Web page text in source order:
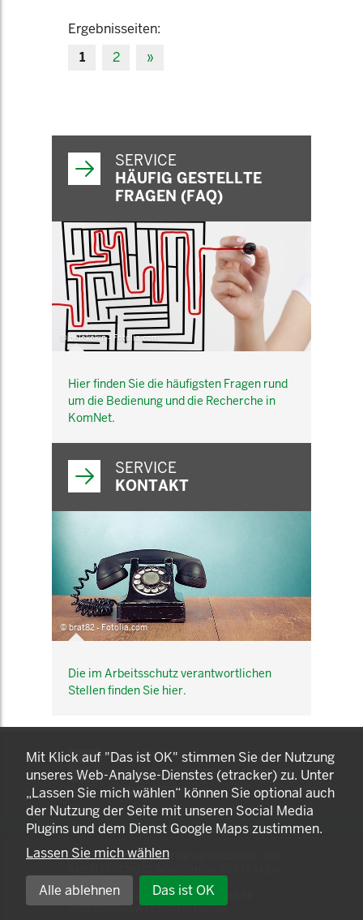
Ergebnisseiten:
1
2 »
SERVICE
HÄUFIG GESTELLTE
FRAGEN (FAQ)
© belekekin - Fotolia.com
Hier finden Sie die häufigsten Fragen rund
um die Bedienung und die Recherche in
KomNet.
SERVICE
KONTAKT
© brat82 - Fotolia.com
Die im Arbeitsschutz verantwortlichen
Stellen finden Sie hier.
KOMNET
GUT BERATEN. GESUND
ARBEITEN.
© 2025 LANDESAMT FÜR GESUNDHEIT UND
EINSTELLUNGEN ZUR PRIVATSPHÄRE
IMPRESSUMDATENSCHUTZAGB
Mit Klick auf "Das ist OK" stimmen Sie der Nutzung
unseres Web-Analyse-Dienstes (etracker) zu. Unter
„Lassen Sie mich wählen“ können Sie optional auch
der Nutzung der Seite mit unseren Social Media
Plugins und dem Dienst Google Maps zustimmen.
Lassen Sie mich wählen
Alle ablehnen Das ist OK